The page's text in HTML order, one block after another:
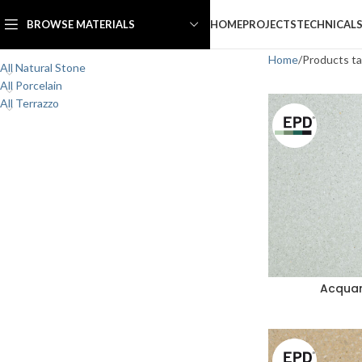
BROWSE MATERIALS HOMEPROJECTSTECHNICAL
All Natural Stone
All Porcelain
All Terrazzo
Home Products